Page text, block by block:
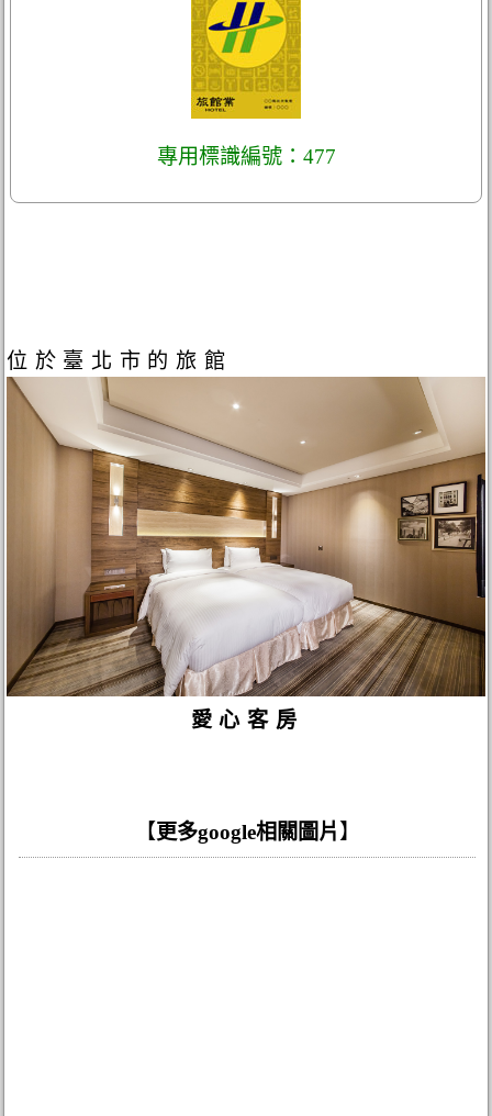
專用標識編號：477
位於臺北市的旅館
愛心客房
【 更多google相關圖片 】